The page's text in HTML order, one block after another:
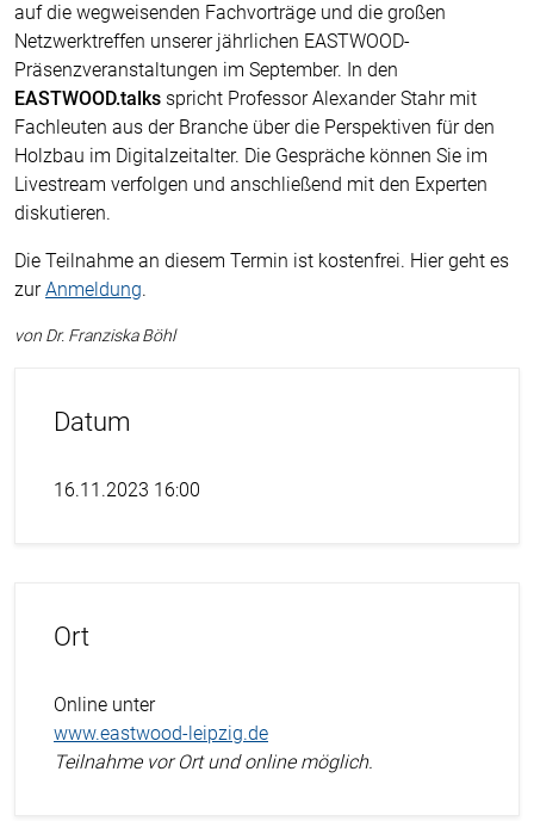
auf die wegweisenden Fachvorträge und die großen
Netzwerktreffen unserer jährlichen EASTWOOD-
Präsenzveranstaltungen im September. In den
EASTWOOD.talks spricht Professor Alexander Stahr mit
Fachleuten aus der Branche über die Perspektiven für den
Holzbau im Digitalzeitalter. Die Gespräche können Sie im
Livestream verfolgen und anschließend mit den Experten
diskutieren.
Die Teilnahme an diesem Termin ist kostenfrei. Hier geht es
zurAnmeldung.
von Dr. Franziska Böhl
Datum
16.11.2023 16:00
Ort
Online unter
www.eastwood-leipzig.de
Teilnahme vor Ort und online möglich.